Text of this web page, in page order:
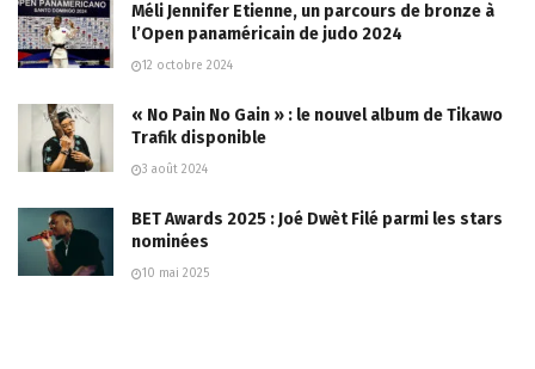
Méli Jennifer Etienne, un parcours de bronze à
l’Open panaméricain de judo 2024
12 octobre 2024
« No Pain No Gain » : le nouvel album de Tikawo
Trafik disponible
3 août 2024
BET Awards 2025 : Joé Dwèt Filé parmi les stars
nominées
10 mai 2025